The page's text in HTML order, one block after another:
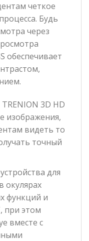
четкое
Будь
через
обеспечивает
3D HD
изображения,
видеть то
точный
для
окулярах
функций и
при этом
вместе с